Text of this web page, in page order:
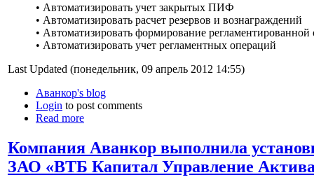
• Автоматизировать учет закрытых ПИФ
• Автоматизировать расчет резервов и вознаграждений
• Автоматизировать формирование регламентированной
• Автоматизировать учет регламентных операций
Last Updated (понедельник, 09 апрель 2012 14:55)
Аванкор's blog
Login to post comments
Read more
Компания Аванкор выполнила
ЗАО «ВТБ Капитал Управление